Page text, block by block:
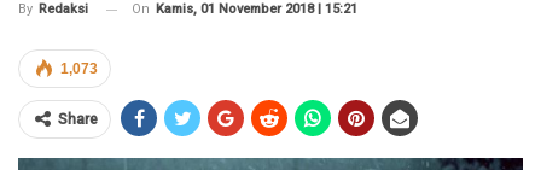
By Redaksi On Kamis, 01 November 2018 | 15:21
1,073
Share